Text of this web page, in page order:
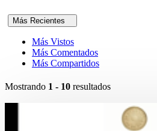
Más Recientes
Más Vistos
Más Comentados
Más Compartidos
Mostrando 1 - 10 resultados